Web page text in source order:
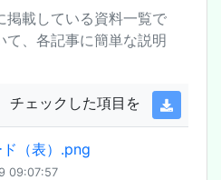
掲載している資料一覧で
て、各記事に簡単な説明
チェックした項目を
ド（表）.png
09:07:57